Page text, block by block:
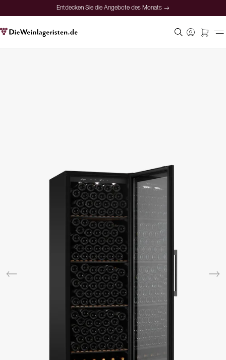
Entdecken Sie die Angebote des Monats →